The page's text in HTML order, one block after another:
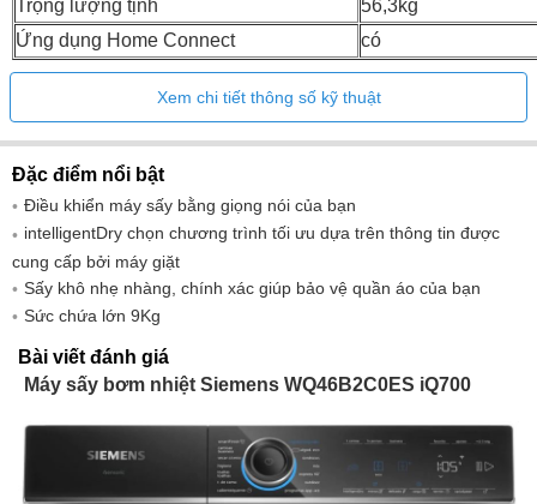
Trọng lượng tịnh
56,3kg
Ứng dụng Home Connect
có
Xem chi tiết thông số kỹ thuật
Đặc điểm nổi bật
Điều khiển máy sấy bằng giọng nói của bạn
intelligentDry chọn chương trình tối ưu dựa trên thông tin được
cung cấp bởi máy giặt
Sấy khô nhẹ nhàng, chính xác giúp bảo vệ quần áo của bạn
Sức chứa lớn 9Kg
Bài viết đánh giá
Máy sấy bơm nhiệt Siemens WQ46B2C0ES iQ700